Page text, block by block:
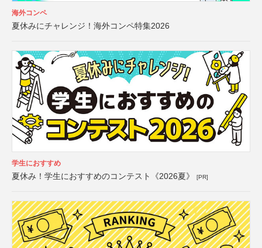
海外コンペ
夏休みにチャレンジ！海外コンペ特集2026
学生におすすめ
夏休み！学生におすすめのコンテスト《2026夏》 [PR]